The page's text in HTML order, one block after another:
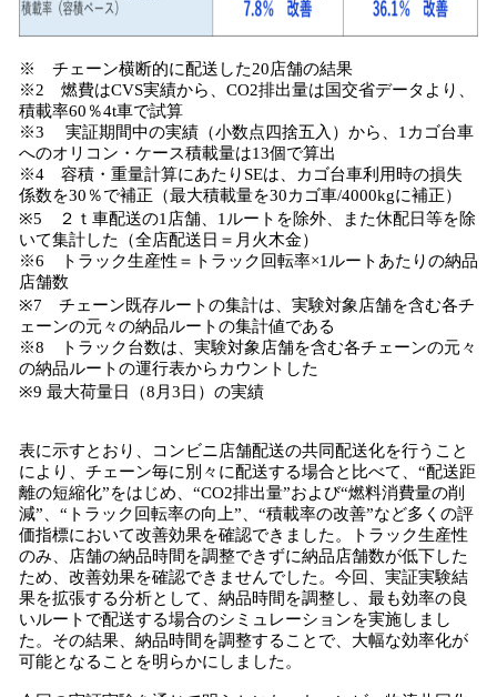
※ チェーン横断的に配送した20店舗の結果
※2 燃費はCVS実績から、CO2排出量は国交省データより、
積載率60％4t車で試算
※3 実証期間中の実績（小数点四捨五入）から、1カゴ台車
へのオリコン・ケース積載量は13個で算出
※4 容積・重量計算にあたりSEは、カゴ台車利用時の損失
係数を30％で補正（最大積載量を30カゴ車/4000kgに補正）
※5 ２ｔ車配送の1店舗、1ルートを除外、また休配日等を除
いて集計した（全店配送日＝月火木金）
※6 トラック生産性＝トラック回転率×1ルートあたりの納品
店舗数
※7 チェーン既存ルートの集計は、実験対象店舗を含む各チ
ェーンの元々の納品ルートの集計値である
※8 トラック台数は、実験対象店舗を含む各チェーンの元々
の納品ルートの運行表からカウントした
※9 最大荷量日（8月3日）の実績
表に示すとおり、コンビニ店舗配送の共同配送化を行うこと
により、チェーン毎に別々に配送する場合と比べて、“配送距
離の短縮化”をはじめ、“CO2排出量”および“燃料消費量の削
減”、“トラック回転率の向上”、“積載率の改善”など多くの評
価指標において改善効果を確認できました。トラック生産性
のみ、店舗の納品時間を調整できずに納品店舗数が低下した
ため、改善効果を確認できませんでした。今回、実証実験結
果を拡張する分析として、納品時間を調整し、最も効率の良
いルートで配送する場合のシミュレーションを実施しまし
た。その結果、納品時間を調整することで、大幅な効率化が
可能となることを明らかにしました。